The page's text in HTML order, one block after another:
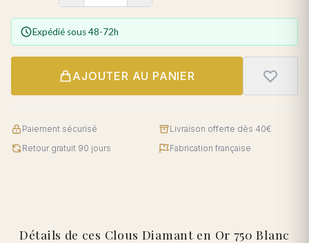
Expédié sous 48-72h
AJOUTER AU PANIER
Paiement sécurisé
Livraison offerte dès 40€
Retour gratuit 90 jours
Fabrication française
Détails de ces Clous Diamant en Or 750 Blanc